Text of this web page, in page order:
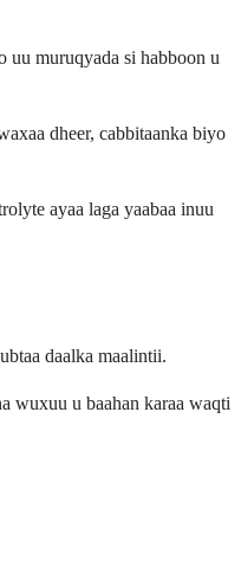
uu muruqyada si habboon u
dheer, cabbitaanka biyo
ayaa laga yaabaa inuu
daalka maalintii.
wuxuu u baahan karaa waqti